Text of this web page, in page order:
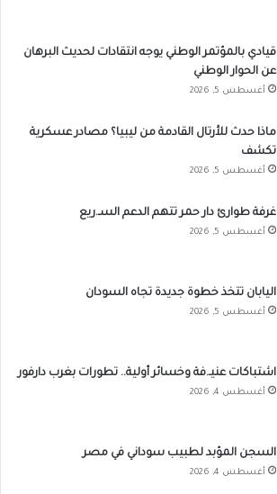
قيادي بالمؤتمر الوطني يوجه انتقادات لحديث البرهان
عن الحوار الوطني
أغسطس 5, 2026
ماذا حدث للأرتال القادمة من ليبيا؟ مصادر عسكرية
تكشف
أغسطس 5, 2026
غرفة طوارئ دار حمر تتهم الدعم السـ.ريع
أغسطس 5, 2026
اليابان تتخذ خطوة جديدة تجاه السودان
أغسطس 5, 2026
اشتباكات عنيـ.فة وخسائر أولية.. تطورات بغرب دارفور
أغسطس 4, 2026
السجن المؤبد لطبيب سوداني في مصر
أغسطس 4, 2026